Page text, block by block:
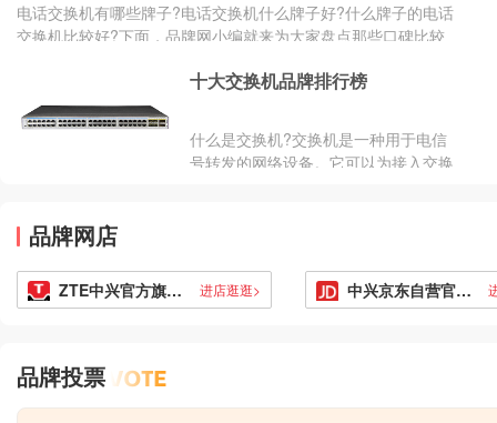
电话交换机有哪些牌子?电话交换机什么牌子好?什么牌子的电话
交换机比较好?下面，品牌网小编就来为大家盘点那些口碑比较
十大交换机品牌排行榜
什么是交换机?交换机是一种用于电信
号转发的网络设备。它可以为接入交换
品牌网店
ZTE中兴官方旗舰店 进店逛逛> 中兴京东自营官方旗舰店
品牌投票